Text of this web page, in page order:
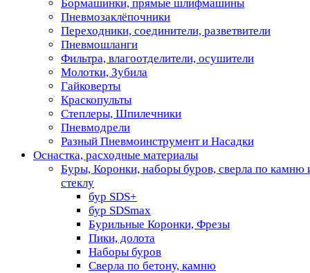
Бормашинки, прямые шлифмашины
Пневмозаклёпочники
Переходники, соединители, разветвители
Пневмошланги
Фильтра, влагоотделители, осушители
Молотки, Зубила
Гайковерты
Краскопульты
Степлеры, Шпилечники
Пневмодрели
Разный Пневмоинструмент и Насадки
Оснастка, расходные материалы
Буры, Коронки, наборы буров, сверла по камню
стеклу
бур SDS+
бур SDSmax
Бурильные Коронки, Фрезы
Пики, долота
Наборы буров
Сверла по бетону, камню